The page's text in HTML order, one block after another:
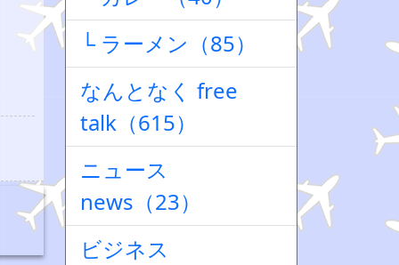
└ ラーメン（85）
なんとなく free
talk（615）
ニュース
news（23）
ビジネス